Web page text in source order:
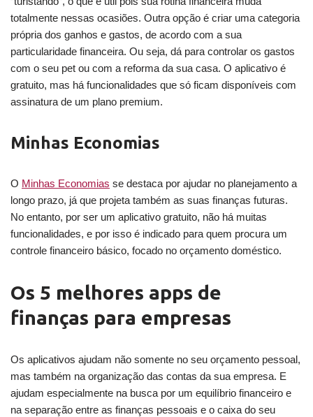
totalmente nessas ocasiões. Outra opção é criar uma categoria
própria dos ganhos e gastos, de acordo com a sua
particularidade financeira. Ou seja, dá para controlar os gastos
com o seu pet ou com a reforma da sua casa. O aplicativo é
gratuito, mas há funcionalidades que só ficam disponíveis com
assinatura de um plano premium.
Minhas Economias
O Minhas Economias se destaca por ajudar no planejamento a
longo prazo, já que projeta também as suas finanças futuras.
No entanto, por ser um aplicativo gratuito, não há muitas
funcionalidades, e por isso é indicado para quem procura um
controle financeiro básico, focado no orçamento doméstico.
Os 5 melhores apps de
finanças para empresas
Os aplicativos ajudam não somente no seu orçamento pessoal,
mas também na organização das contas da sua empresa. E
ajudam especialmente na busca por um equilíbrio financeiro e
na separação entre as finanças pessoais e o caixa do seu